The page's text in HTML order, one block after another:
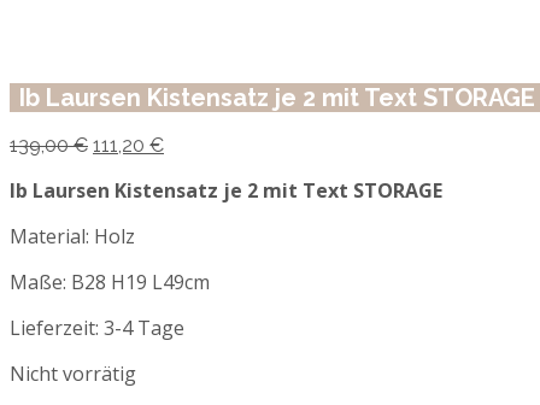
Ib Laursen Kistensatz je 2 mit Text STORAGE
139,00€ Ursprünglicher
war:
111,20 €Aktueller
ist:
Ib Laursen Kistensatz je 2 mit Text STORAGE
Material: Holz
Maße: B28 H19 L49cm
Lieferzeit: 3-4 Tage
Nicht vorrätig